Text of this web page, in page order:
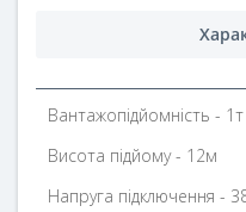
Вантажопідйомність - 1т
Висота підйому - 12м
Напруга підключення -